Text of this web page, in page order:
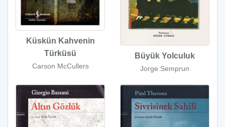
Küskün Kahvenin
Türküsü
Carson McCullers
Büyük Yolculuk
Jorge Semprun